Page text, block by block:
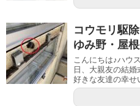
コウモリ駆
ゆみ野・屋根
こんにちは♪ハウ
日、大親友の結
好きな友達の幸せ